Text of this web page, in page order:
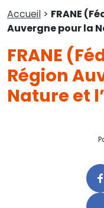
Accueil > FRANE
Auvergne pour la
FRANE
Région
Nature et